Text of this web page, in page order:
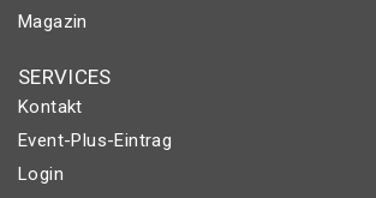
Magazin
SERVICES
Kontakt
Event-Plus-Eintrag
Login